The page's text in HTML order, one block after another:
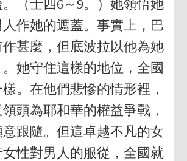
（士四6～9。）她領悟她
作她的遮蓋。事實上，巴
甚麼，但底波拉以他為她
她守住這樣的地位，全國
。在他們悲慘的情形裡，
頭為耶和華的權益爭戰，
跟隨。但這卓越不凡的女
女性對男人的服從，全國就